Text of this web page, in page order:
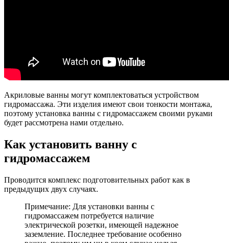
Акриловые ванны могут комплектоваться устройством
гидромассажа. Эти изделия имеют свои тонкости монтажа,
поэтому установка ванны с гидромассажем своими руками
будет рассмотрена нами отдельно.
Как установить ванну с
гидромассажем
Проводится комплекс подготовительных работ как в
предыдущих двух случаях.
Примечание: Для установки ванны с
гидромассажем потребуется наличие
электрической розетки, имеющей надежное
заземление. Последнее требование особенно